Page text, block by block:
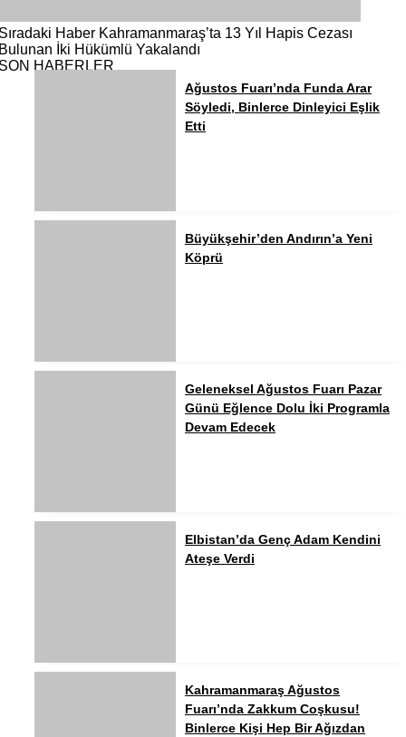
Haber Kahramanmaraş’ta 13 Yıl Hapis Cezası
İki Hükümlü Yakalandı
HABERLER
Ağustos Fuarı’nda Funda Arar
Söyledi, Binlerce Dinleyici Eşlik
Etti
Büyükşehir’den Andırın’a Yeni
Köprü
Geleneksel Ağustos Fuarı Pazar
Günü Eğlence Dolu İki Programla
Devam Edecek
Elbistan’da Genç Adam Kendini
Ateşe Verdi
Kahramanmaraş Ağustos
Fuarı’nda Zakkum Coşkusu!
Binlerce Kişi Hep Bir Ağızdan